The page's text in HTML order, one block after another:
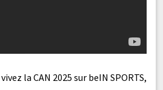
la CAN 2025 sur beIN SPORTS,